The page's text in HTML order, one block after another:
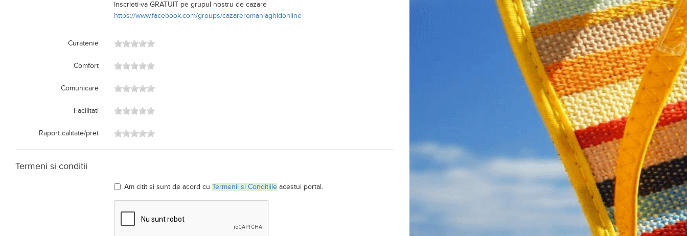
Inscrieti-va GRATUIT pe grupul nostru de cazare
https://www.facebook.com/groups/cazareromaniaghidonline
Curatenie
Comfort
Comunicare
Facilitati
Raport calitate/pret
Termeni si conditii
Am citit si sunt de acord cu Termenii si Conditiileacestui portal.